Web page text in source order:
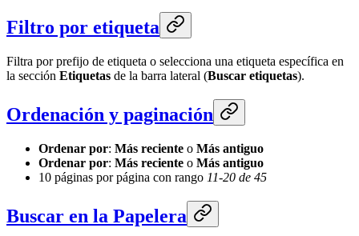
Filtro por etiqueta
Filtra por prefijo de etiqueta o selecciona una etiqueta específica en
la sección Etiquetas de la barra lateral (Buscar etiquetas).
Ordenación y paginación
Ordenar por: Más reciente o Más antiguo
Ordenar por: Más reciente o Más antiguo
10 páginas por página con rango 11-20 de 45
Buscar en la Papelera